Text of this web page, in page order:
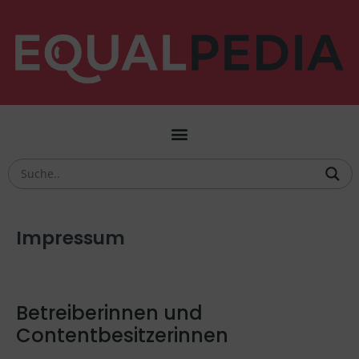
Impressum
Betreiberinnen und
Contentbesitzerinnen